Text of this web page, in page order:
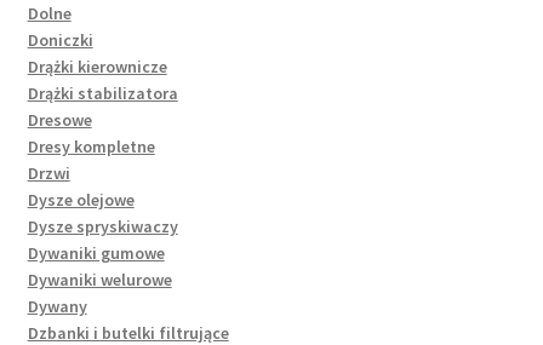
Dolne
Doniczki
Drążki kierownicze
Drążki stabilizatora
Dresowe
Dresy kompletne
Drzwi
Dysze olejowe
Dysze spryskiwaczy
Dywaniki gumowe
Dywaniki welurowe
Dywany
Dzbanki i butelki filtrujące